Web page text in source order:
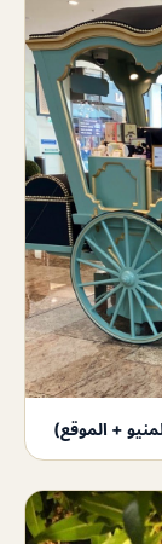
+ الموقع)